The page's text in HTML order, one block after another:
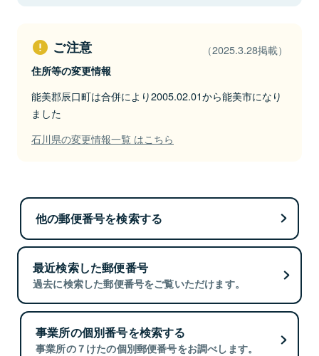
ご注意 （2025.3.28掲載）
住所等の変更情報
能美郡辰口町は合併により2005.02.01から能美市になり
ました
石川県の変更情報一覧 はこちら
他の郵便番号を検索する
最近検索した郵便番号
過去に検索した郵便番号をご覧いただけます。
事業所の個別番号を検索する
事業所の７けたの個別郵便番号をお調べします。